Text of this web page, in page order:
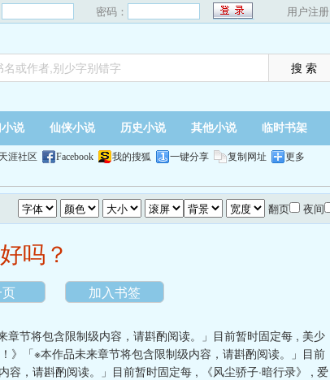
密码： 用户注册
说 仙侠小说 历史小说 其他小说 临时书架
天涯社区 Facebook 我的搜狐 一键分享 复制网址 更多
翻页 夜间
吗？
加入书签
章节将包含限制级内容，请斟酌阅读。」目前暂时固定每 , 美少
》「※本作品未来章节将包含限制级内容，请斟酌阅读。」目前
容，请斟酌阅读。」目前暂时固定每 , 《风尘骄子·暗行录》 , 爱